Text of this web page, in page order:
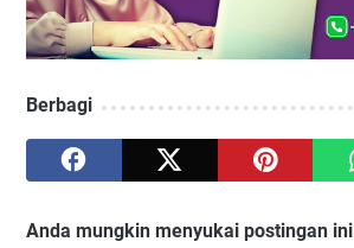
Berbagi
Anda mungkin menyukai postingan ini